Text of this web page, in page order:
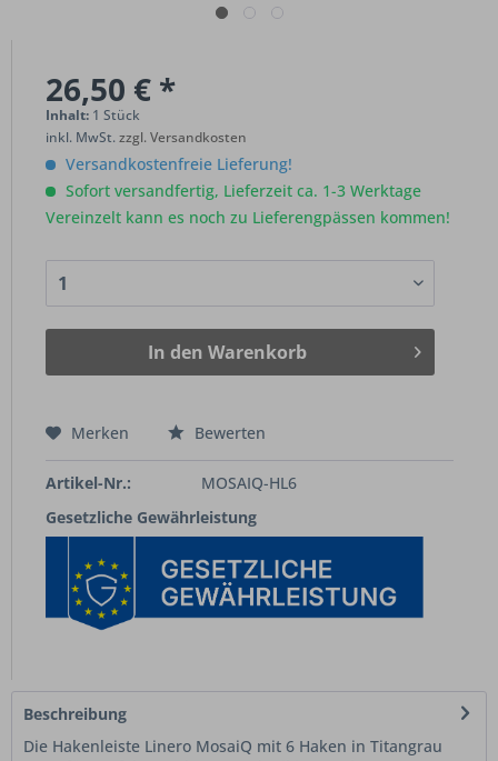
26,50 € *
Inhalt: 1 Stück
inkl. MwSt.zzgl. Versandkosten
Versandkostenfreie Lieferung!
Sofort versandfertig, Lieferzeit ca. 1-3 Werktage
Vereinzelt kann es noch zu Lieferengpässen kommen!
In den Warenkorb
Merken Bewerten
Artikel-Nr.:
MOSAIQ-HL6
Gesetzliche Gewährleistung
Beschreibung
Die Hakenleiste Linero MosaiQ mit 6 Haken in Titangrau